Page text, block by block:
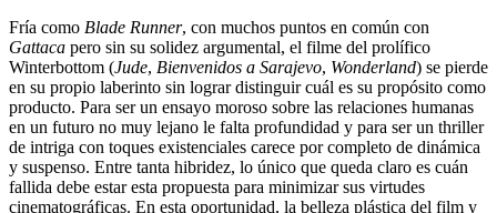
Fría como Blade Runner, con muchos puntos en común con
Gattaca pero sin su solidez argumental, el filme del prolífico
Winterbottom (Jude, Bienvenidos a Sarajevo, Wonderland) se pierde
en su propio laberinto sin lograr distinguir cuál es su propósito como
producto. Para ser un ensayo moroso sobre las relaciones humanas
en un futuro no muy lejano le falta profundidad y para ser un thriller
de intriga con toques existenciales carece por completo de dinámica
y suspenso. Entre tanta hibridez, lo único que queda claro es cuán
fallida debe estar esta propuesta para minimizar sus virtudes
cinematográficas. En esta oportunidad, la belleza plástica del film y